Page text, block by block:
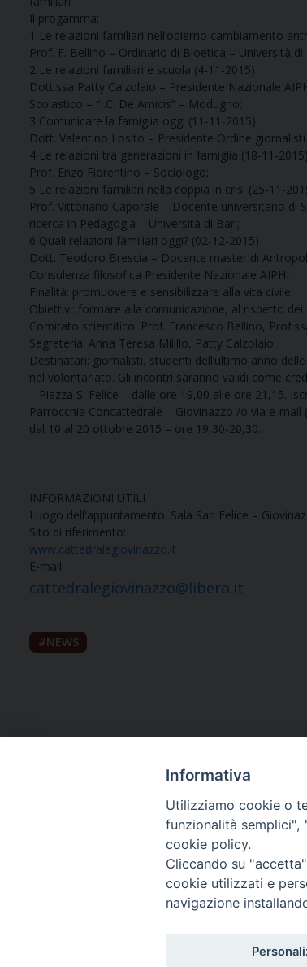
Il progamma:
1 Le relazioni familiari nell’odierno cambiamento
Prof. F. Bellino – Ordinario di Bioetica – Università di
2 Le relazioni familiari e scuola (4-11-2015)
Dott.ssa Patty Calzolaio – Presidente Nazionale
Scolastico – “I.C. De Amicis” – Modugno;
3 Comunicare la famiglia oggi (11-11-2015)
Dott. Valentino Losito – Presidente Ordine
4 Le relazioni tra generazioni in famiglia (18-11-2015)
Prof. Enzo Fiorentino – Sociologo;
5 Le relazioni familiari nella coppia in crisi (25-11-
Prof. Vittoriano Caporale – Docente universitario di
ricerca in Pedagogia – Università di Bari;
6 Quali relazioni familiari oggi? (02-12-2015)
Dott. Teodoro Brescia – Docente master di
Consulenza filosofica Presidente Nazionale AIPHI.
Finalità: promuovere e sensibilizzare alla vita civile.
Obiettivi: formare alla comunicazione, al rispetto dei
Comitato scientifico: Prof. Francesco Bellino,
Segreteria: Anna Teresa Milillo, Patty Calzolaio.
Destinatari: giornalisti, studenti dell’ultimo anno
nel volontariato. Gli incontri saranno validi come
– Piazza S. Felice – dalle ore 19,00 alle ore 21,15.
Parrocchia Concattedrale – Giovinazzo /o via e-
dal 10 al 20 ottobre 2015 – ore 19,30-20,30.
INFORMAZIONI UTILI
Luogo dell'appuntamento: Sala San Felice –
Sito di riferimento:
www.cattedralegiovinazzo.it
E-mail:
cattedralegiovinazzo@libero.it
NEWS
Piazza Giovene 4 – 70056 Molfetta (BA)
Informativa
Utilizziamo cookie o
funzionalità semplici",
cookie policy.
Cliccando su
cookie utilizzati e
navigazione